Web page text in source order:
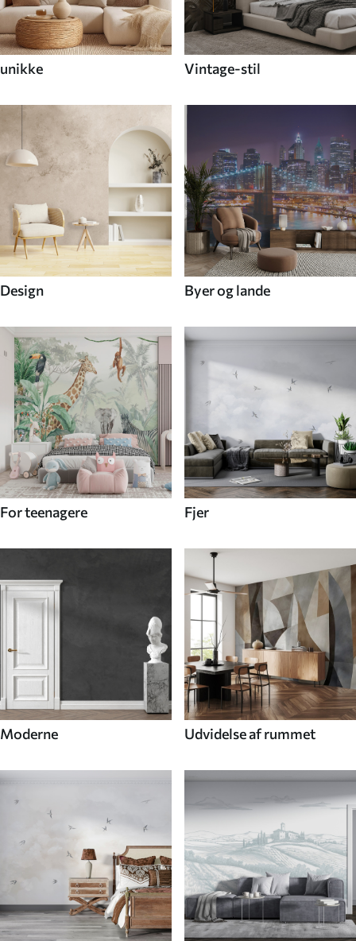
unikke Vintage-stil
Design Byer og lande
For teenagere Fjer
Moderne Udvidelse af rummet